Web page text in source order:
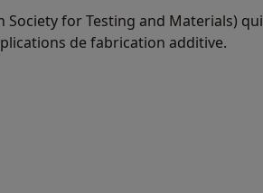
for Testing and Materials) qui
de fabrication additive.